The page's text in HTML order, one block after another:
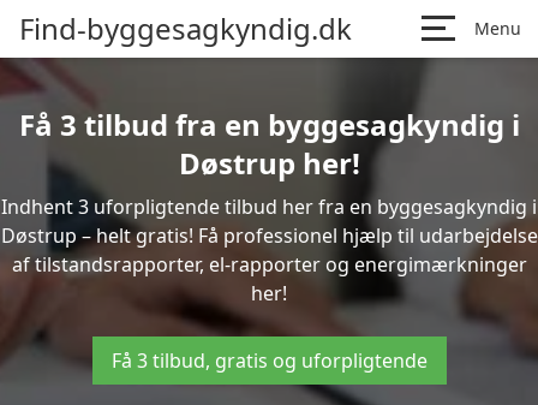
Find-byggesagkyndig.dk Menu
Få 3 tilbud fra en byggesagkyndig i
Døstrup her!
Indhent 3 uforpligtende tilbud her fra en byggesagkyndig i
Døstrup – helt gratis! Få professionel hjælp til udarbejdelse
af tilstandsrapporter, el-rapporter og energimærkninger
her!
Få 3 tilbud, gratis og uforpligtende